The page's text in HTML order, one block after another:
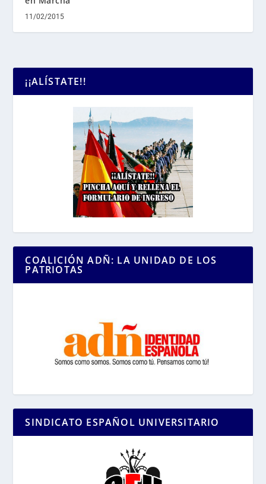
11/02/2015
¡¡ALÍSTATE!!
COALICIÓN ADÑ: LA UNIDAD DE LOS
PATRIOTAS
SINDICATO ESPAÑOL UNIVERSITARIO